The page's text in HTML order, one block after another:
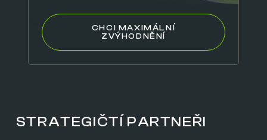
CHCI MAXIMÁLNÍ
ZVÝHODNĚNÍ
STRATEGIČTÍ PARTNEŘI